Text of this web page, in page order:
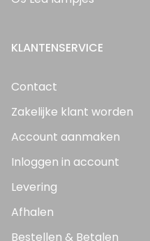
KLANTENSERVICE
Contact
Zakelijke klant worden
Account aanmaken
Inloggen in account
Levering
Afhalen
Bestellen & Betalen